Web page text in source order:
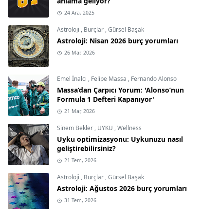
24 Ara, 2025
Astroloji , Burçlar,Gürsel Başak
Astroloji: Nisan 2026 burç yorumları
26 Mar, 2026
Emel İnalcı , Felipe Massa , Fernando Alonso
Massa’dan Çarpıcı Yorum: 'Alonso’nun
Formula 1 Defteri Kapanıyor'
21 Mar, 2026
Sinem Bekler, UYKU ,Wellness
Uyku optimizasyonu: Uykunuzu nasıl
geliştirebilirsiniz?
21 Tem, 2026
Astroloji , Burçlar,Gürsel Başak
Astroloji: Ağustos 2026 burç yorumları
31 Tem, 2026